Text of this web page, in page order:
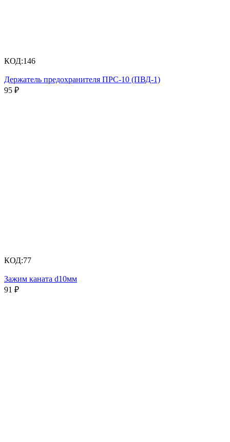
КОД:146
Держатель предохранителя ПРС-10 (ПВД-1)
95 ₽
КОД:77
Зажим каната d10мм
91 ₽